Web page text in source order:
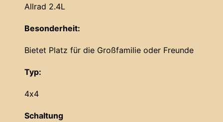
Allrad 2.4L
Besonderheit:
Bietet Platz für die Großfamilie oder Freunde
Typ:
4x4
Schaltung